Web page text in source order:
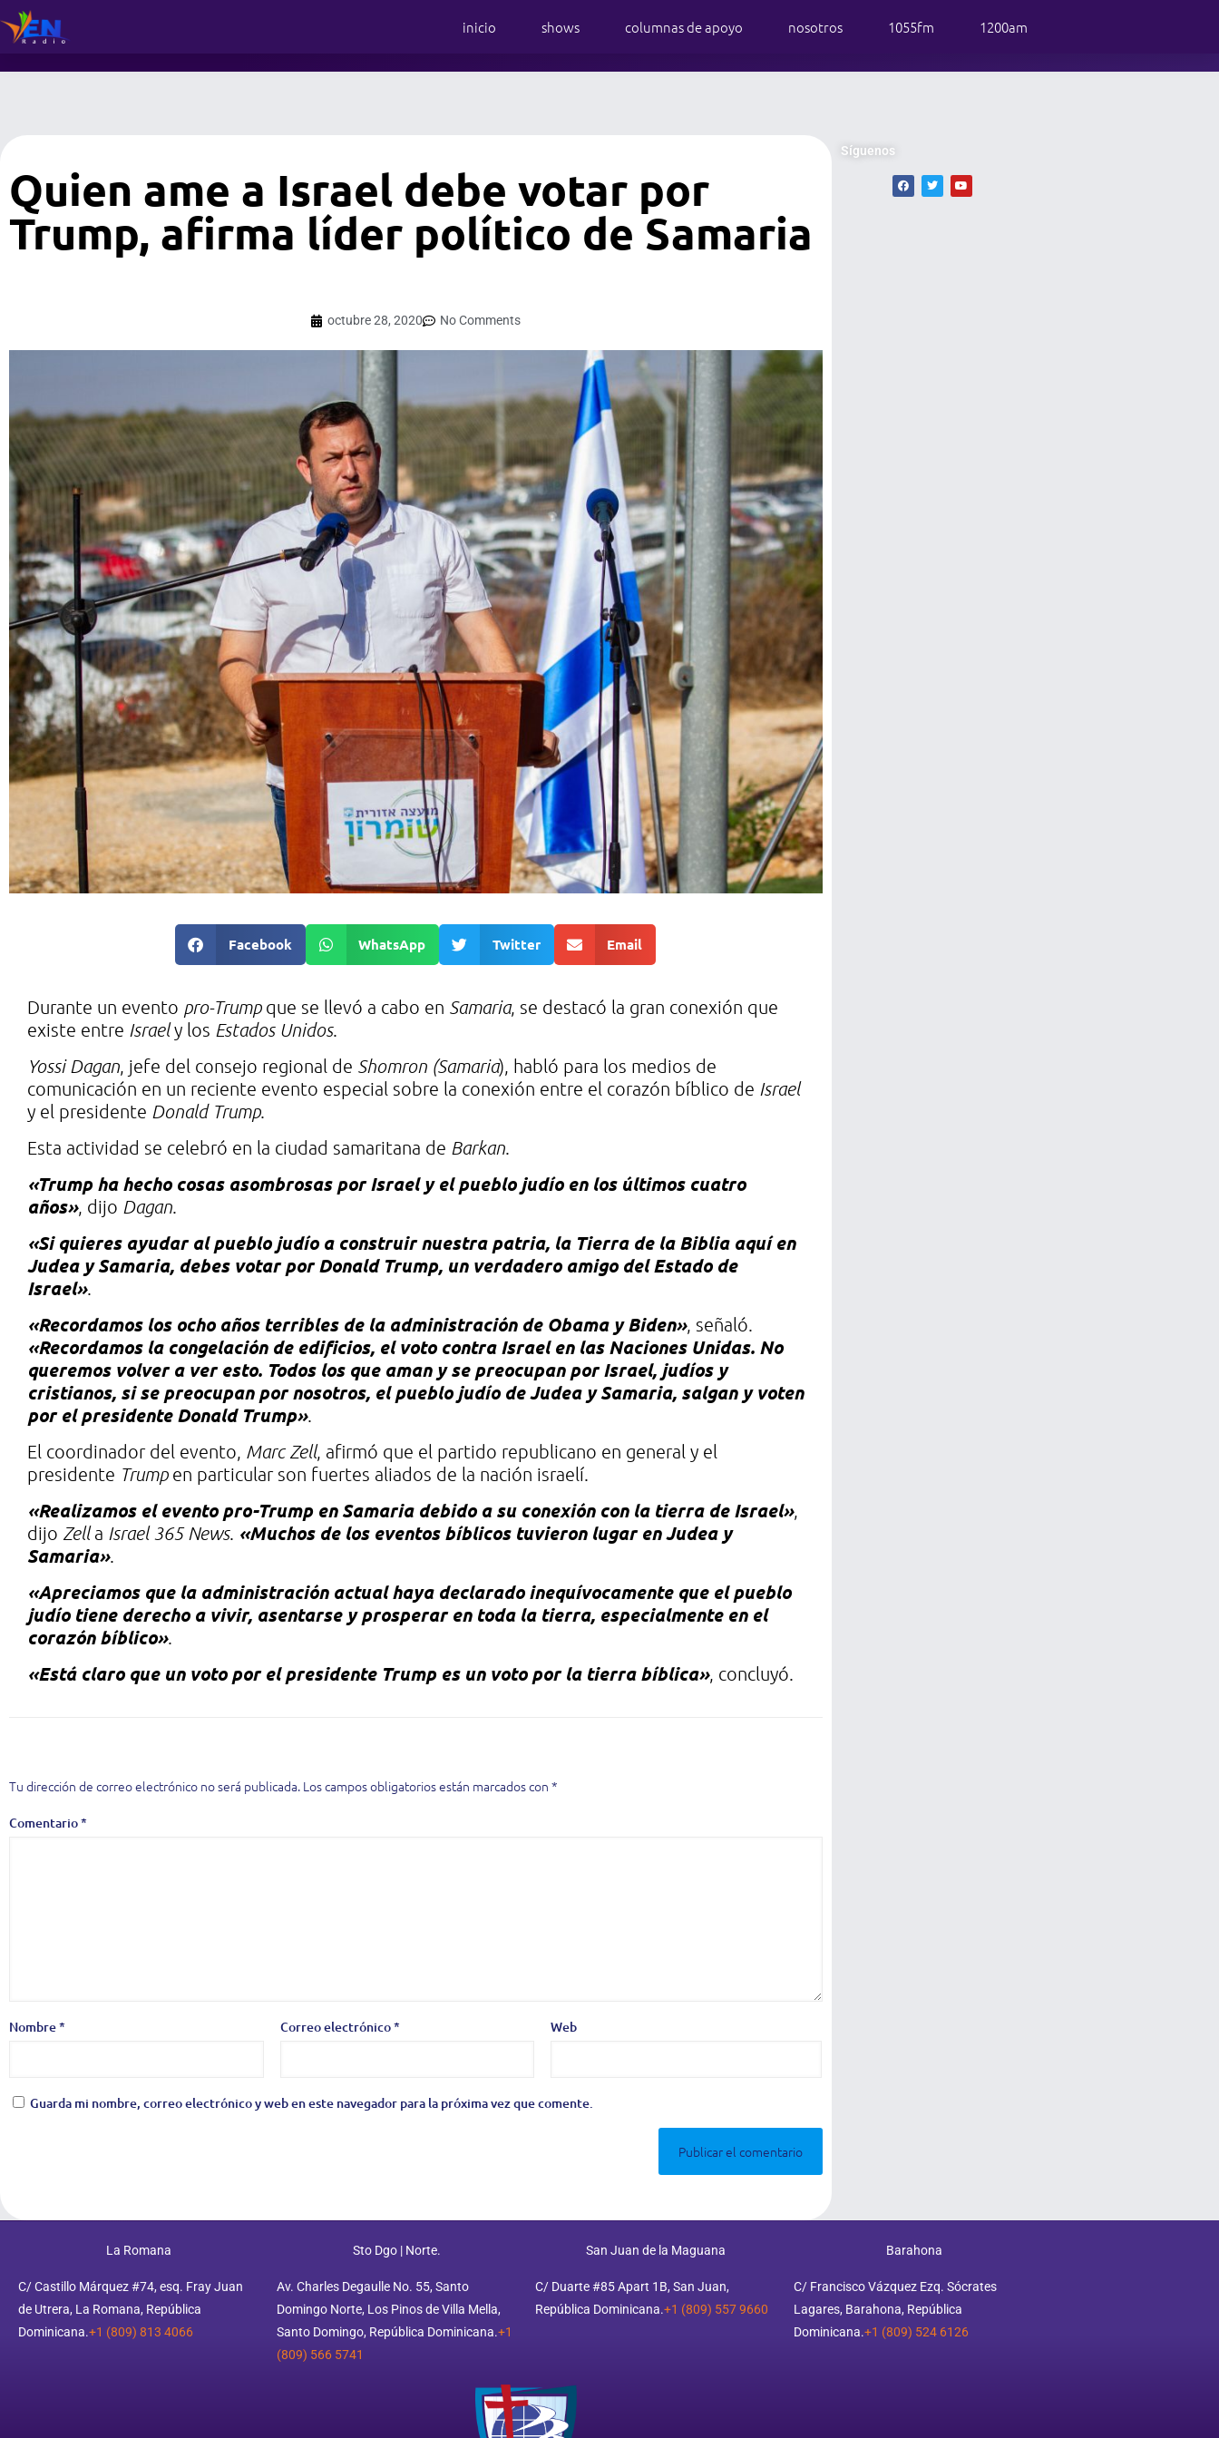
inicio shows columnas de apoyo nosotros 1055fm 1200am
Quien ame a Israel debe votar por
Trump, afirma líder político de Samaria
octubre 28, 2020 No Comments
Facebook WhatsApp Twitter Email
Durante un evento pro-Trumpque se llevó a cabo en Samaria, se destacó la gran conexión que
existe entre Israely los Estados Unidos.
Yossi Dagan , jefe del consejo regional de Shomron (Samaria), habló para los medios de
comunicación en un reciente evento especial sobre la conexión entre el corazón bíblico de Israel
y el presidente Donald Trump.
Esta actividad se celebró en la ciudad samaritana de Barkan
«Trump ha hecho cosas asombrosas por Israel y el pueblo judío en los últimos cuatro
años», dijo Dagan
«Si quieres ayudar al pueblo judío a construir nuestra patria, la Tierra de la Biblia aquí en
Judea y Samaria, debes votar por Donald Trump, un verdadero amigo del Estado de
Israel».
«Recordamos los ocho años terribles de la administración de Obama y Biden», señaló.
«Recordamos la congelación de edificios, el voto contra Israel en las Naciones Unidas. No
queremos volver a ver esto. Todos los que aman y se preocupan por Israel, judíos y
cristianos, si se preocupan por nosotros, el pueblo judío de Judea y Samaria, salgan y voten
por el presidente Donald Trump».
El coordinador del evento, Marc Zell, afirmó que el partido republicano en general y el
presidente Trumpen particular son fuertes aliados de la nación israelí.
«Realizamos el evento pro-Trump en Samaria debido a su conexión con la tierra de Israel»,
dijo Zella Israel 365 News. «Muchos de los eventos bíblicos tuvieron lugar en Judea y
Samaria».
«Apreciamos que la administración actual haya declarado inequívocamente que el pueblo
judío tiene derecho a vivir, asentarse y prosperar en toda la tierra, especialmente en el
corazón bíblico».
«Está claro que un voto por el presidente Trump es un voto por la tierra bíblica», concluyó.
Tu dirección de correo electrónico no será publicada. Los campos obligatorios están marcados con *
Comentario*
Nombre* Correo electrónico* Web
Guarda mi nombre, correo electrónico y web en este navegador para la próxima vez que comente.
Síguenos
La Romana
C/ Castillo Márquez #74, esq. Fray Juan
de Utrera, La Romana, República
Dominicana.+1 (809) 813 4066
Sto Dgo | Norte.
Av. Charles Degaulle No. 55, Santo
Domingo Norte, Los Pinos de Villa Mella,
Santo Domingo, República Dominicana.+1
(809) 566 5741
San Juan de la Maguana
C/ Duarte #85 Apart 1B, San Juan,
República Dominicana.+1 (809) 557 9660
Barahona
C/ Francisco Vázquez Ezq. Sócrates
Lagares, Barahona, República
Dominicana.+1 (809) 524 6126